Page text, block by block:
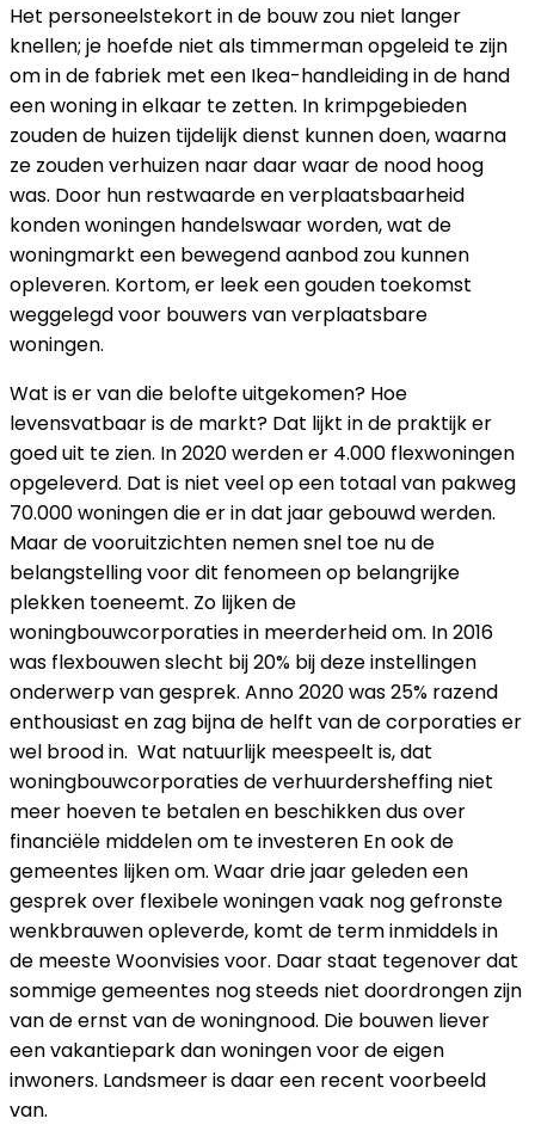
Het personeelstekort in de bouw zou niet langer
knellen; je hoefde niet als timmerman opgeleid te zijn
om in de fabriek met een Ikea-handleiding in de hand
een woning in elkaar te zetten. In krimpgebieden
zouden de huizen tijdelijk dienst kunnen doen, waarna
ze zouden verhuizen naar daar waar de nood hoog
was. Door hun restwaarde en verplaatsbaarheid
konden woningen handelswaar worden, wat de
woningmarkt een bewegend aanbod zou kunnen
opleveren. Kortom, er leek een gouden toekomst
weggelegd voor bouwers van verplaatsbare
woningen.
Wat is er van die belofte uitgekomen? Hoe
levensvatbaar is de markt? Dat lijkt in de praktijk er
goed uit te zien. In 2020 werden er 4.000 flexwoningen
opgeleverd. Dat is niet veel op een totaal van pakweg
70.000 woningen die er in dat jaar gebouwd werden.
Maar de vooruitzichten nemen snel toe nu de
belangstelling voor dit fenomeen op belangrijke
plekken toeneemt. Zo lijken de
woningbouwcorporaties in meerderheid om. In 2016
was flexbouwen slecht bij 20% bij deze instellingen
onderwerp van gesprek. Anno 2020 was 25% razend
enthousiast en zag bijna de helft van de corporaties er
wel brood in. Wat natuurlijk meespeelt is, dat
woningbouwcorporaties de verhuurdersheffing niet
meer hoeven te betalen en beschikken dus over
financiële middelen om te investeren En ook de
gemeentes lijken om. Waar drie jaar geleden een
gesprek over flexibele woningen vaak nog gefronste
wenkbrauwen opleverde, komt de term inmiddels in
de meeste Woonvisies voor. Daar staat tegenover dat
sommige gemeentes nog steeds niet doordrongen zijn
van de ernst van de woningnood. Die bouwen liever
een vakantiepark dan woningen voor de eigen
inwoners. Landsmeer is daar een recent voorbeeld
van.